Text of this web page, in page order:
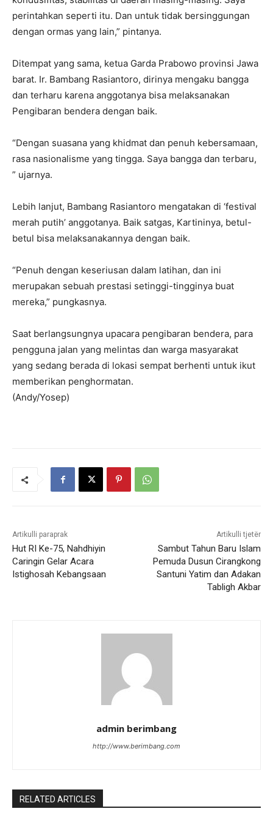
perintahkan seperti itu. Dan untuk tidak bersinggungan
dengan ormas yang lain,” pintanya.
Ditempat yang sama, ketua Garda Prabowo provinsi Jawa
barat. Ir. Bambang Rasiantoro, dirinya mengaku bangga
dan terharu karena anggotanya bisa melaksanakan
Pengibaran bendera dengan baik.
“Dengan suasana yang khidmat dan penuh kebersamaan,
rasa nasionalisme yang tingga. Saya bangga dan terbaru,
” ujarnya.
Lebih lanjut, Bambang Rasiantoro mengatakan di ‘festival
merah putih’ anggotanya. Baik satgas, Kartininya, betul-
betul bisa melaksanakannya dengan baik.
“Penuh dengan keseriusan dalam latihan, dan ini
merupakan sebuah prestasi setinggi-tingginya buat
mereka,” pungkasnya.
Saat berlangsungnya upacara pengibaran bendera, para
pengguna jalan yang melintas dan warga masyarakat
yang sedang berada di lokasi sempat berhenti untuk ikut
memberikan penghormatan.
(Andy/Yosep)
Artikulli paraprak
Hut RI Ke-75, Nahdhiyin
Caringin Gelar Acara
Istighosah Kebangsaan
Artikulli tjetër
Sambut Tahun Baru Islam
Pemuda Dusun Cirangkong
Santuni Yatim dan Adakan
Tabligh Akbar
admin berimbang
http://www.berimbang.com
RELATED ARTICLES